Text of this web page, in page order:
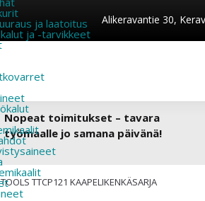
Alikeravantie 30,
ja laatoitus
ja -tarvikkeet
Nopeat toimitukset – tavara
työmaalle jo samana päivänä!
TTCP121 KAAPELIKENKÄSARJA